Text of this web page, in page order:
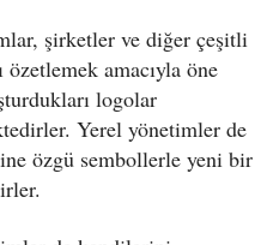
şirketler ve diğer çeşitli
amacıyla öne
logolar
Yerel yönetimler de
özgü sembollerle yeni bir